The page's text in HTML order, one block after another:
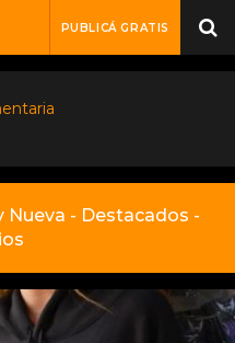
PUBLICÁ GRATIS
Nueva - Destacados -